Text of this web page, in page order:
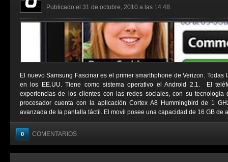
Publicado el 31 de octubre, 2010 a las 14:48
El nuevo Samsung Fascinar es el primer smarthphone de Verizon.
en los EE.UU. Tiene como sistema operativo el Android 2.1. El
experiencias de los clientes con las redes sociales, con su tecnología
procesador cuenta con la aplicación Cortex A8 Hummingbird de 1
avanzada de la pantalla táctil. El movil posee una capacidad de 16 GB de
0 COMENTARIOS